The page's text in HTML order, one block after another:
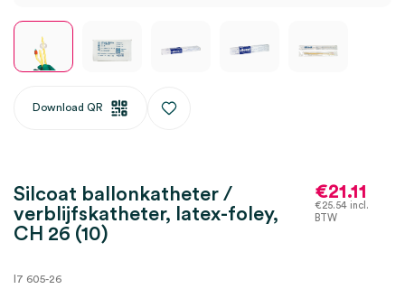
Download QR
Silcoat ballonkatheter /
verblijfskatheter, latex-foley,
CH 26 (10)
€21.11
€25.54 incl.
BTW
I7 605-26